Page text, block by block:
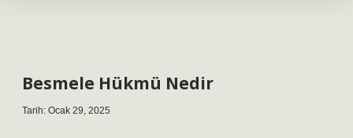
Besmele Hükmü Nedir
Tarih: Ocak 29, 2025